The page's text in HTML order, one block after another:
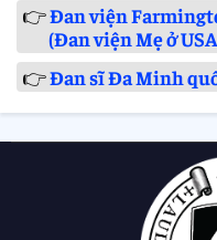
👉Đan viện
(Đan viện Mẹ ở
👉Đan sĩ Đa Minh